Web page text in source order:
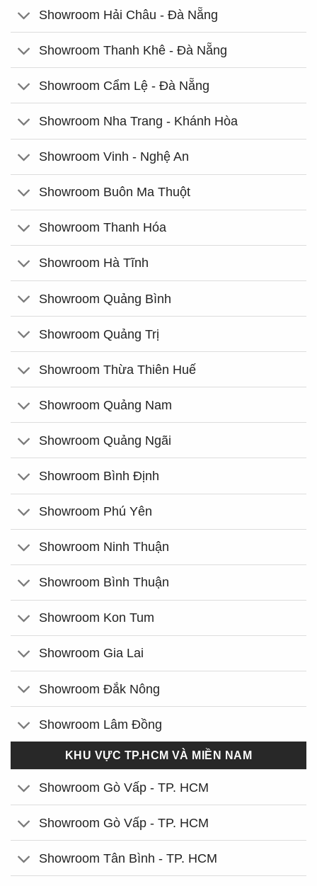
Showroom Hải Châu - Đà Nẵng
Showroom Thanh Khê - Đà Nẵng
Showroom Cẩm Lệ - Đà Nẵng
Showroom Nha Trang - Khánh Hòa
Showroom Vinh - Nghệ An
Showroom Buôn Ma Thuột
Showroom Thanh Hóa
Showroom Hà Tĩnh
Showroom Quảng Bình
Showroom Quảng Trị
Showroom Thừa Thiên Huế
Showroom Quảng Nam
Showroom Quảng Ngãi
Showroom Bình Định
Showroom Phú Yên
Showroom Ninh Thuận
Showroom Bình Thuận
Showroom Kon Tum
Showroom Gia Lai
Showroom Đắk Nông
Showroom Lâm Đồng
KHU VỰC TP.HCM VÀ MIỀN NAM
Showroom Gò Vấp - TP. HCM
Showroom Gò Vấp - TP. HCM
Showroom Tân Bình - TP. HCM